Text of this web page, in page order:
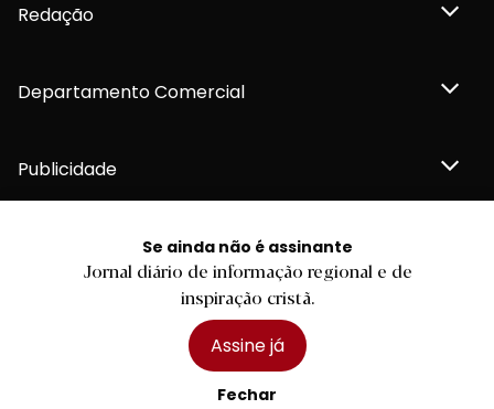
Se ainda não é assinante
Jornal diário de informação regional e de
inspiração cristã.
Assine já
Fechar
Redação
Departamento Comercial
Publicidade
Privacidade e Cookies
Declaração de compromisso FSC®
Política de Confidencialidade
2026 Diário do Minho, Lda. © Todos os direitos reservados